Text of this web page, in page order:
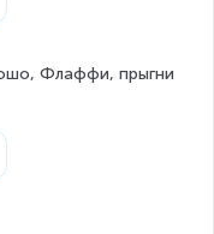
Флаффи, прыгни